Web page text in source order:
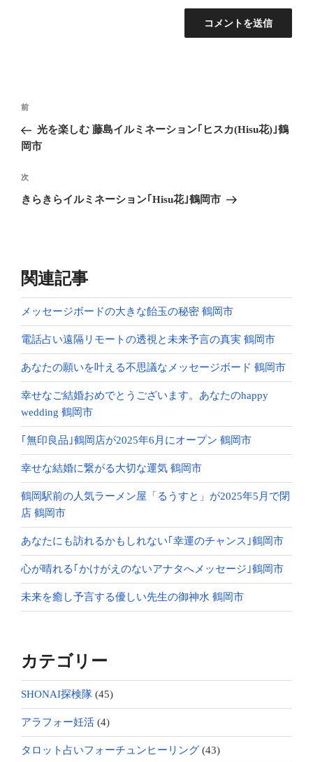
投
ナ
ゲ
ー
前
の
投
前
光を楽しむ 藤島イルミネーション｢ヒスカ(Hisu花)｣鶴
岡市
次
の
次
きらきらイルミネーション｢Hisu花｣鶴岡市
関連記事
メッセージボードの大きな飴玉の秘密 鶴岡市
電話占い遠隔リモートの透視と未来予言の真実 鶴岡市
あなたの願いを叶える不思議なメッセージボード 鶴岡市
幸せなご結婚おめでとうございます。あなたのhappy
wedding 鶴岡市
｢無印良品｣鶴岡店が2025年6月にオープン 鶴岡市
幸せな結婚に繋がる大切な運気 鶴岡市
鶴岡駅前の人気ラーメン屋「るうすと」が2025年5月で閉
店 鶴岡市
あなたにも訪れるかもしれない｢幸運のチャンス｣鶴岡市
心が晴れる｢かけがえのないアナタへメッセージ｣鶴岡市
未来を癒し予言する優しい先生の御神水 鶴岡市
カテゴリー
SHONAI探検隊 (45)
アラフォー妊活 (4)
タロット占いフォーチュンヒーリング (43)